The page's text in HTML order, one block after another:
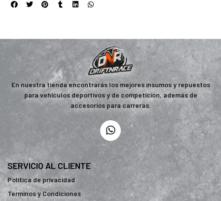
En nuestra tienda encontrarás los mejores insumos y repuestos
para vehículos deportivos y de competición, además de
accesorios para carreras.
SERVICIO AL CLIENTE
Política de privacidad
Terminos y Condiciones